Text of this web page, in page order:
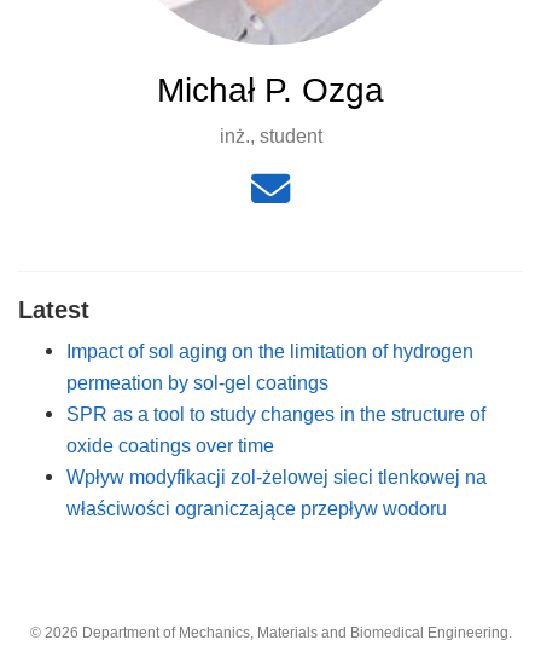
Michał P. Ozga
inż., student
Latest
Impact of sol aging on the limitation of hydrogen
permeation by sol-gel coatings
SPR as a tool to study changes in the structure of
oxide coatings over time
Wpływ modyfikacji zol-żelowej sieci tlenkowej na
właściwości ograniczające przepływ wodoru
© 2026 Department of Mechanics, Materials and Biomedical Engineering.